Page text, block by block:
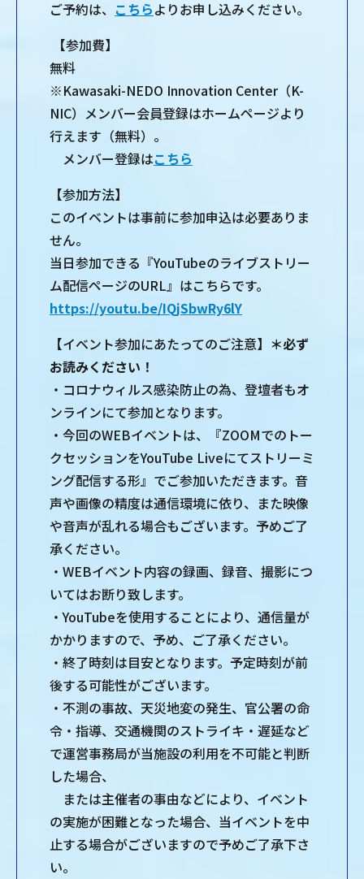
ご予約は、 こちらよりお申し込みください。
【参加費】
無料
※Kawasaki-NEDO Innovation Center（K-
NIC）メンバー会員登録はホームページより
行えます（無料）。
メンバー登録はこちら
【参加方法】
このイベントは事前に参加申込は必要ありま
せん。
当日参加できる『YouTubeのライブストリー
ム配信ページのURL』はこちらです。
https://youtu.be/IQjSbwRy6lY
【イベント参加にあたってのご注意】 ＊必ず
お読みください！
・コロナウィルス感染防止の為、登壇者もオ
ンラインにて参加となります。
・今回のWEBイベントは、『ZOOMでのトー
クセッションをYouTube Liveにてストリーミ
ング配信する形』でご参加いただきます。音
声や画像の精度は通信環境に依り、また映像
や音声が乱れる場合もございます。予めご了
承ください。
・WEBイベント内容の録画、録音、撮影につ
いてはお断り致します。
・YouTubeを使用することにより、通信量が
かかりますので、予め、ご了承ください。
・終了時刻は目安となります。予定時刻が前
後する可能性がございます。
・不測の事故、天災地変の発生、官公署の命
令・指導、交通機関のストライキ・遅延など
で運営事務局が当施設の利用を不可能と判断
した場合、
または主催者の事由などにより、イベント
の実施が困難となった場合、当イベントを中
止する場合がございますので予めご了承下さ
い。